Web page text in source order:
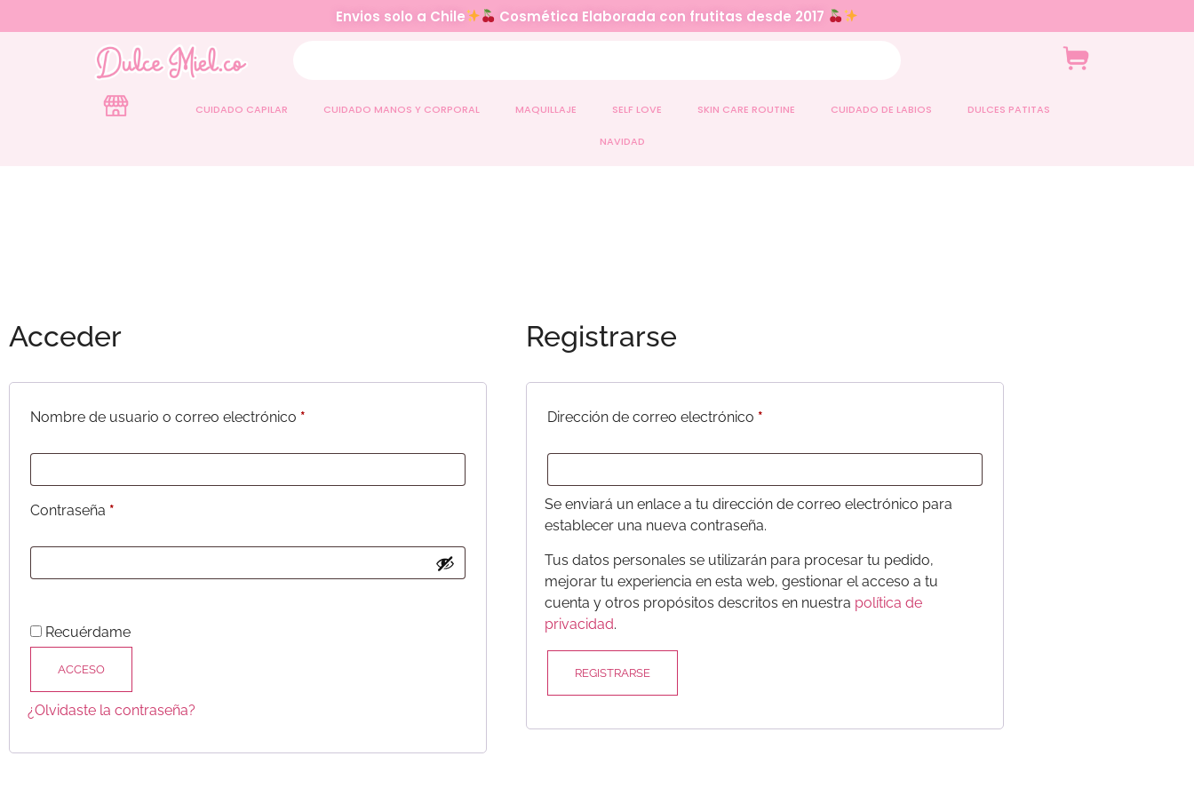
Envios solo a Chile Cosmética Elaborada con frutitas desde 2017
CUIDADO CAPILAR CUIDADO MANOS Y CORPORAL MAQUILLAJE SELF LOVE SKIN CARE ROUTINE CUIDADO DE LABIOS DULCES PATITAS
NAVIDAD
Acceder
Nombre de usuario o correo electrónico *
Contraseña *
Recuérdame
ACCESO
¿Olvidaste la contraseña?
Registrarse
Dirección de correo electrónico *
Se enviará un enlace a tu dirección de correo electrónico para
establecer una nueva contraseña.
Tus datos personales se utilizarán para procesar tu pedido,
mejorar tu experiencia en esta web, gestionar el acceso a tu
cuenta y otros propósitos descritos en nuestra política de
privacidad.
REGISTRARSE